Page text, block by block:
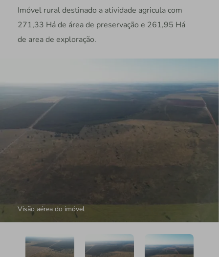
Imóvel rural destinado a atividade agricula com
271,33 Há de área de preservação e 261,95 Há
de area de exploração.
Visão aérea do imóvel